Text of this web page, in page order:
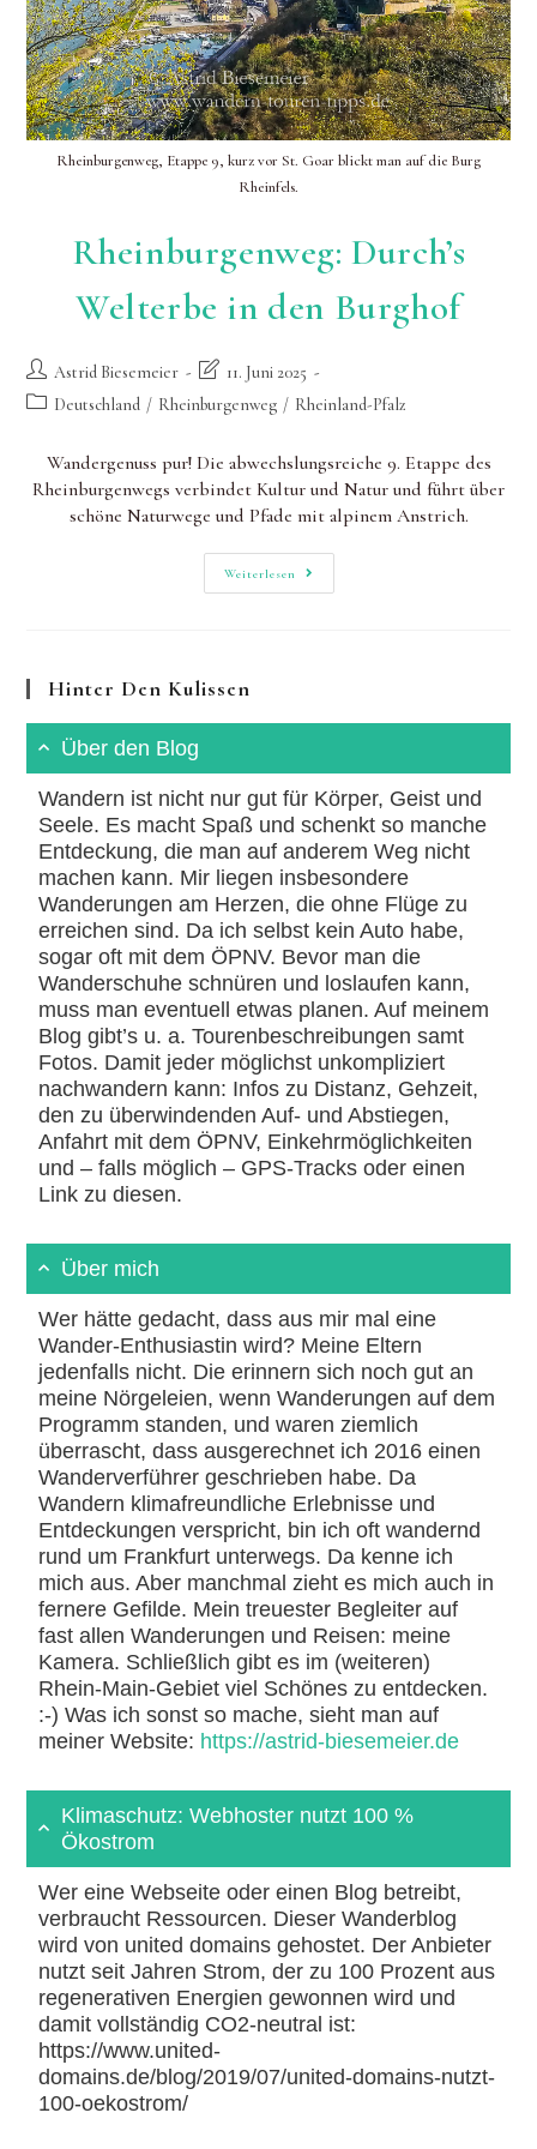
Rheinburgenweg, Etappe 9, kurz vor St. Goar blickt man auf die Burg
Rheinfels.
Rheinburgenweg: Durch’s
Welterbe in den Burghof
Beitrags-
Autor:
Astrid Biesemeier
Beitrag
zuletzt
geändert
11. Juni 2025
Beitrags-Deutschland / Rheinburgenweg / Rheinland-Pfalz
Wandergenuss pur! Die abwechslungsreiche 9. Etappe des
Rheinburgenwegs verbindet Kultur und Natur und führt über
schöne Naturwege und Pfade mit alpinem Anstrich.
Weiterlesen
Rheinburgenweg:
Durch’s
Hinter Den Kulissen
Über den Blog
Wandern ist nicht nur gut für Körper, Geist und
Seele. Es macht Spaß und schenkt so manche
Entdeckung, die man auf anderem Weg nicht
machen kann. Mir liegen insbesondere
Wanderungen am Herzen, die ohne Flüge zu
erreichen sind. Da ich selbst kein Auto habe,
sogar oft mit dem ÖPNV. Bevor man die
Wanderschuhe schnüren und loslaufen kann,
muss man eventuell etwas planen. Auf meinem
Blog gibt’s u. a. Tourenbeschreibungen samt
Fotos. Damit jeder möglichst unkompliziert
nachwandern kann: Infos zu Distanz, Gehzeit,
den zu überwindenden Auf- und Abstiegen,
Anfahrt mit dem ÖPNV, Einkehrmöglichkeiten
und – falls möglich – GPS-Tracks oder einen
Link zu diesen.
Über mich
Wer hätte gedacht, dass aus mir mal eine
Wander-Enthusiastin wird? Meine Eltern
jedenfalls nicht. Die erinnern sich noch gut an
meine Nörgeleien, wenn Wanderungen auf dem
Programm standen, und waren ziemlich
überrascht, dass ausgerechnet ich 2016 einen
Wanderverführer geschrieben habe. Da
Wandern klimafreundliche Erlebnisse und
Entdeckungen verspricht, bin ich oft wandernd
rund um Frankfurt unterwegs. Da kenne ich
mich aus. Aber manchmal zieht es mich auch in
fernere Gefilde. Mein treuester Begleiter auf
fast allen Wanderungen und Reisen: meine
Kamera. Schließlich gibt es im (weiteren)
Rhein-Main-Gebiet viel Schönes zu entdecken.
:-) Was ich sonst so mache, sieht man auf
meiner Website: https://astrid-biesemeier.de
Klimaschutz: Webhoster nutzt 100 %
Ökostrom
Wer eine Webseite oder einen Blog betreibt,
verbraucht Ressourcen. Dieser Wanderblog
wird von united domains gehostet. Der Anbieter
nutzt seit Jahren Strom, der zu 100 Prozent aus
regenerativen Energien gewonnen wird und
damit vollständig CO2-neutral ist:
https://www.united-
domains.de/blog/2019/07/united-domains-nutzt-
100-oekostrom/